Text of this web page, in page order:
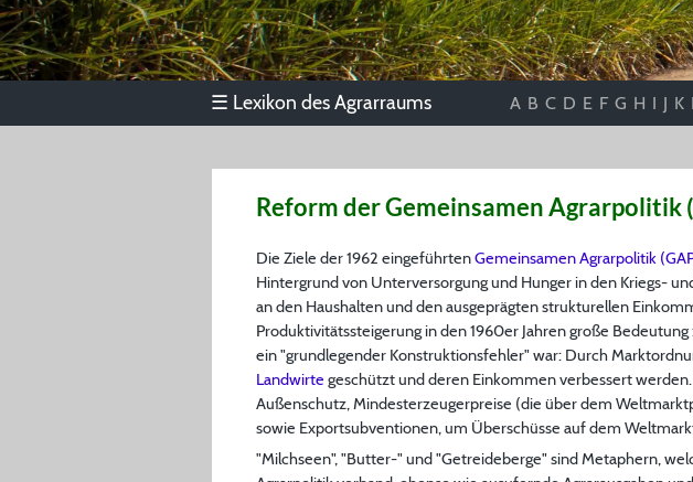
☰ Lexikon des Agrarraums A B C D E F G H I J K
Reform der Gemeinsamen Agrarpolitik
Die Ziele der 1962 eingeführtenGemeinsamen Agrarpolitik
Hintergrund von Unterversorgung und Hunger in den Kriegs-
an den Haushalten und den ausgeprägten strukturellen
Produktivitätssteigerung in den 1960er Jahren große
ein "grundlegender Konstruktionsfehler" war: Durch
Landwirte geschützt und deren Einkommen verbessert
Außenschutz, Mindesterzeugerpreise (die über dem
sowie Exportsubventionen, um Überschüsse auf dem
"Milchseen", "Butter-" und "Getreideberge" sind Metaphern,